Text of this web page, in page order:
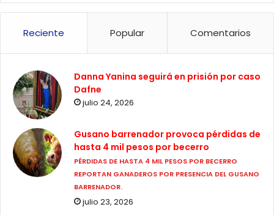
Reciente Popular Comentarios
Danna Yanina seguirá en prisión por caso
Dafne
julio 24, 2026
Gusano barrenador provoca pérdidas de
hasta 4 mil pesos por becerro
PÉRDIDAS DE HASTA 4 MIL PESOS POR BECERRO
REPORTAN GANADEROS POR PRESENCIA DEL GUSANO
BARRENADOR.
julio 23, 2026